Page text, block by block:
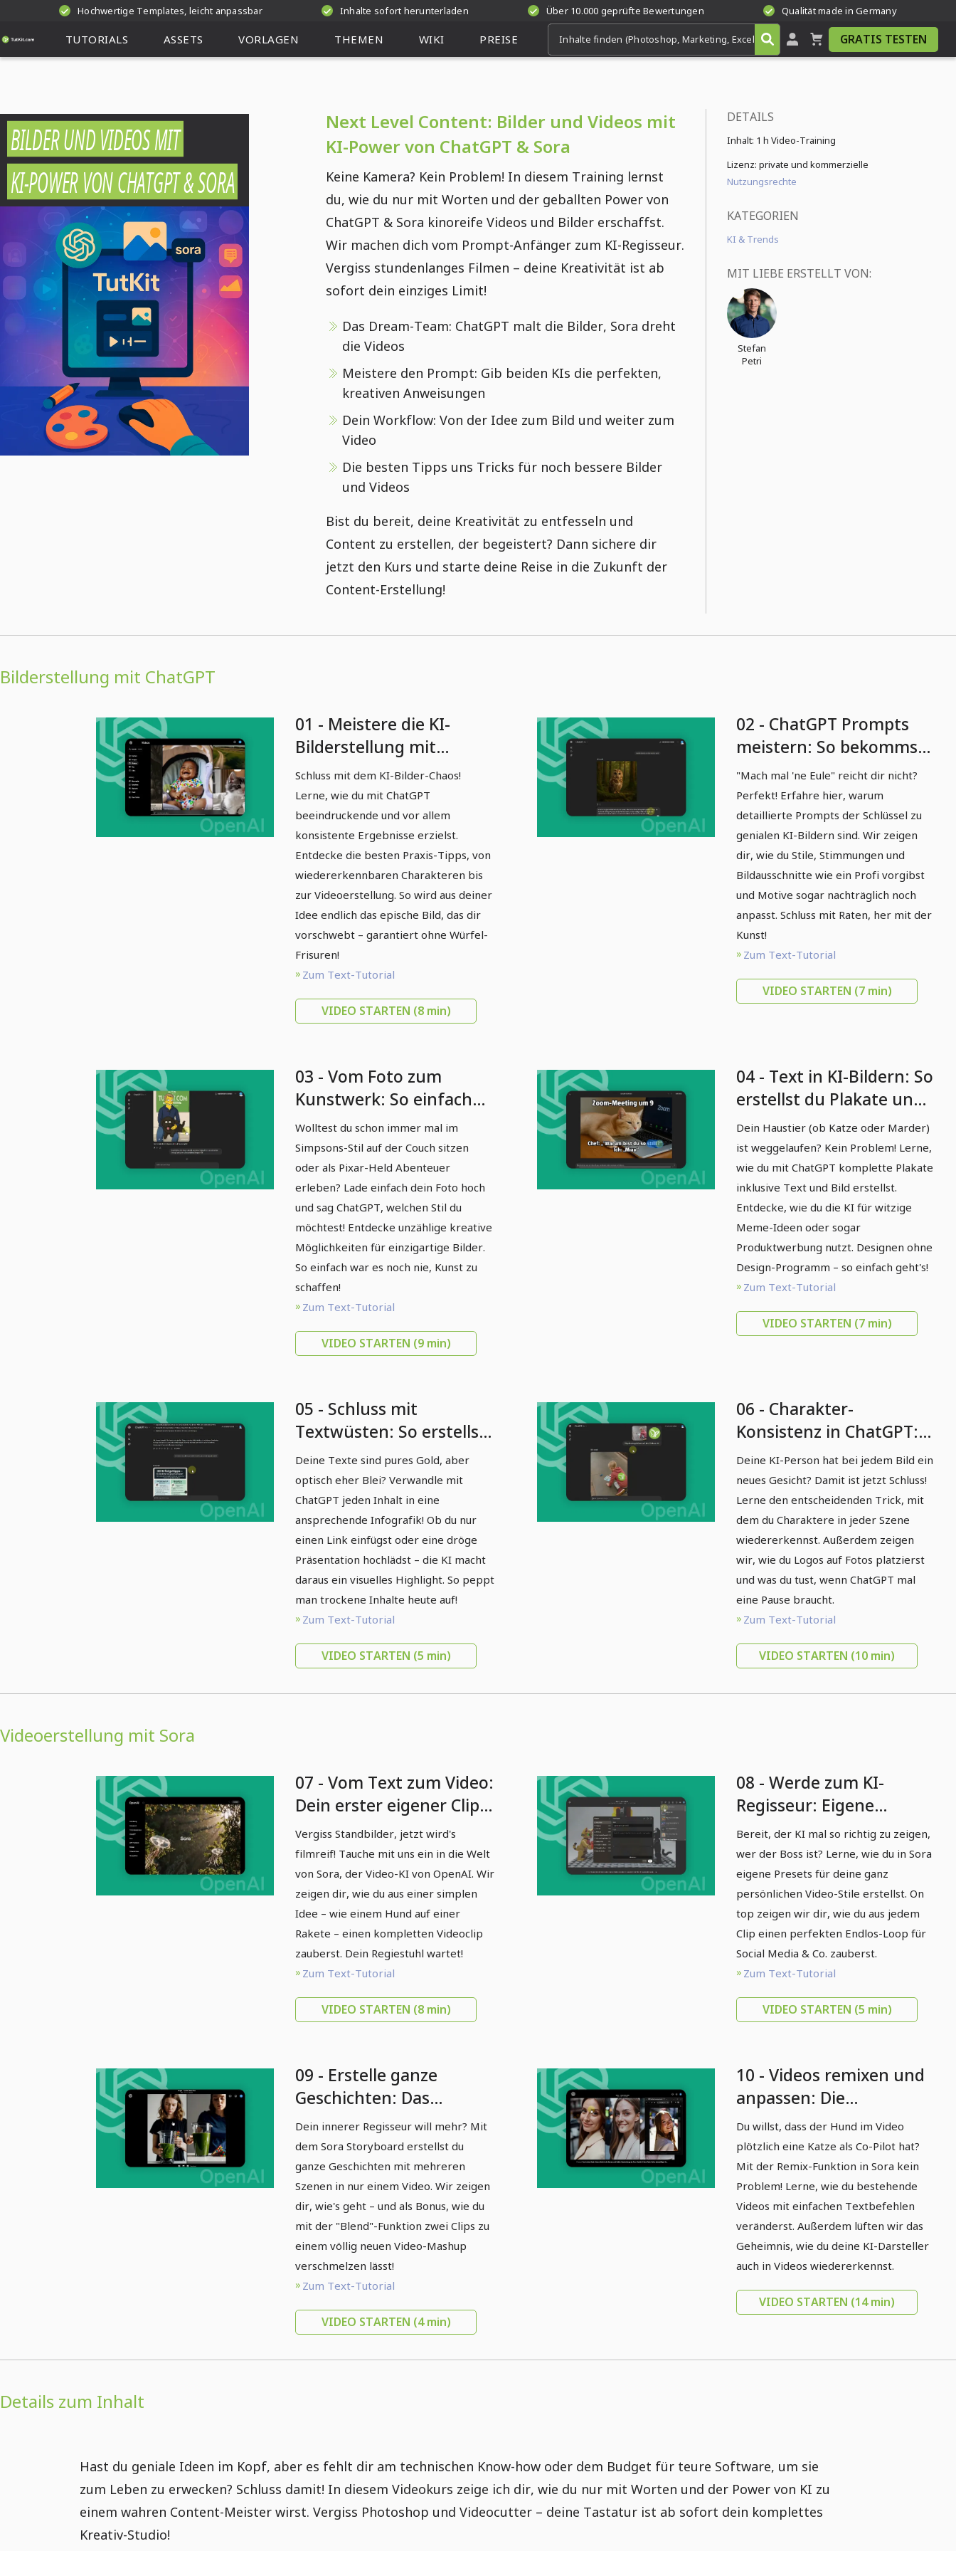
Hochwertige Templates, leicht anpassbar Inhalte sofort herunterladen Über 10.000 geprüfte Bewertungen Qualität made in Germany
TUTORIALS ASSETS VORLAGEN THEMEN WIKI PREISE GRATIS TESTEN
BILDER UND VIDEOS MIT
KI-POWER VON CHATGPT & SORA
Next Level Content: Bilder und Videos mit
KI-Power von ChatGPT & Sora
Keine Kamera? Kein Problem! In diesem Training lernst
du, wie du nur mit Worten und der geballten Power von
ChatGPT & Sora kinoreife Videos und Bilder erschaffst.
Wir machen dich vom Prompt-Anfänger zum KI-Regisseur.
Vergiss stundenlanges Filmen – deine Kreativität ist ab
sofort dein einziges Limit!
Das Dream-Team: ChatGPT malt die Bilder, Sora dreht
die Videos
Meistere den Prompt: Gib beiden KIs die perfekten,
kreativen Anweisungen
Dein Workflow: Von der Idee zum Bild und weiter zum
Video
Die besten Tipps uns Tricks für noch bessere Bilder
und Videos
Bist du bereit, deine Kreativität zu entfesseln und
Content zu erstellen, der begeistert? Dann sichere dir
jetzt den Kurs und starte deine Reise in die Zukunft der
Content-Erstellung!
DETAILS
Inhalt: 1 h Video-Training
Lizenz: private und kommerzielle
Nutzungsrechte
KATEGORIEN
KI & Trends
MIT LIEBE ERSTELLT VON:
Stefan
Petri
Bilderstellung mit ChatGPT
01 - Meistere die KI-
Bilderstellung mit
ChatGPT
Schluss mit dem KI-Bilder-Chaos!
Lerne, wie du mit ChatGPT
beeindruckende und vor allem
konsistente Ergebnisse erzielst.
Entdecke die besten Praxis-Tipps, von
wiedererkennbaren Charakteren bis
zur Videoerstellung. So wird aus deiner
Idee endlich das epische Bild, das dir
vorschwebt – garantiert ohne Würfel-
Frisuren!
Zum Text-Tutorial
VIDEO STARTEN (8 min)
02 - ChatGPT Prompts
meistern: So bekommst
du genau die Bilder, die
du willst
"Mach mal 'ne Eule" reicht dir nicht?
Perfekt! Erfahre hier, warum
detaillierte Prompts der Schlüssel zu
genialen KI-Bildern sind. Wir zeigen
dir, wie du Stile, Stimmungen und
Bildausschnitte wie ein Profi vorgibst
und Motive sogar nachträglich noch
anpasst. Schluss mit Raten, her mit der
Kunst!
Zum Text-Tutorial
VIDEO STARTEN (7 min)
03 - Vom Foto zum
Kunstwerk: So einfach
wechselst du den Stil mit
ChatGPT
Wolltest du schon immer mal im
Simpsons-Stil auf der Couch sitzen
oder als Pixar-Held Abenteuer
erleben? Lade einfach dein Foto hoch
und sag ChatGPT, welchen Stil du
möchtest! Entdecke unzählige kreative
Möglichkeiten für einzigartige Bilder.
So einfach war es noch nie, Kunst zu
schaffen!
Zum Text-Tutorial
VIDEO STARTEN (9 min)
04 - Text in KI-Bildern: So
erstellst du Plakate und
Memes mit ChatGPT
Dein Haustier (ob Katze oder Marder)
ist weggelaufen? Kein Problem! Lerne,
wie du mit ChatGPT komplette Plakate
inklusive Text und Bild erstellst.
Entdecke, wie du die KI für witzige
Meme-Ideen oder sogar
Produktwerbung nutzt. Designen ohne
Design-Programm – so einfach geht's!
Zum Text-Tutorial
VIDEO STARTEN (7 min)
05 - Schluss mit
Textwüsten: So erstellst
du Infografiken mit
ChatGPT
Deine Texte sind pures Gold, aber
optisch eher Blei? Verwandle mit
ChatGPT jeden Inhalt in eine
ansprechende Infografik! Ob du nur
einen Link einfügst oder eine dröge
Präsentation hochlädst – die KI macht
daraus ein visuelles Highlight. So peppt
man trockene Inhalte heute auf!
Zum Text-Tutorial
VIDEO STARTEN (5 min)
06 - Charakter-
Konsistenz in ChatGPT:
Der ultimative Trick für
deine Bilder
Deine KI-Person hat bei jedem Bild ein
neues Gesicht? Damit ist jetzt Schluss!
Lerne den entscheidenden Trick, mit
dem du Charaktere in jeder Szene
wiedererkennst. Außerdem zeigen
wir, wie du Logos auf Fotos platzierst
und was du tust, wenn ChatGPT mal
eine Pause braucht.
Zum Text-Tutorial
VIDEO STARTEN (10 min)
Videoerstellung mit Sora
07 - Vom Text zum Video:
Dein erster eigener Clip
mit OpenAI's Sora
Vergiss Standbilder, jetzt wird's
filmreif! Tauche mit uns ein in die Welt
von Sora, der Video-KI von OpenAI. Wir
zeigen dir, wie du aus einer simplen
Idee – wie einem Hund auf einer
Rakete – einen kompletten Videoclip
zauberst. Dein Regiestuhl wartet!
Zum Text-Tutorial
VIDEO STARTEN (8 min)
08 - Werde zum KI-
Regisseur: Eigene
Presets und Loops in
Sora erstellen
Bereit, der KI mal so richtig zu zeigen,
wer der Boss ist? Lerne, wie du in Sora
eigene Presets für deine ganz
persönlichen Video-Stile erstellst. On
top zeigen wir dir, wie du aus jedem
Clip einen perfekten Endlos-Loop für
Social Media & Co. zauberst.
Zum Text-Tutorial
VIDEO STARTEN (5 min)
09 - Erstelle ganze
Geschichten: Das
Storyboard von OpenAI's
Sora
Dein innerer Regisseur will mehr? Mit
dem Sora Storyboard erstellst du
ganze Geschichten mit mehreren
Szenen in nur einem Video. Wir zeigen
dir, wie's geht – und als Bonus, wie du
mit der "Blend"-Funktion zwei Clips zu
einem völlig neuen Video-Mashup
verschmelzen lässt!
Zum Text-Tutorial
VIDEO STARTEN (4 min)
10 - Videos remixen und
anpassen: Die
mächtigsten Funktionen
in Sora
Du willst, dass der Hund im Video
plötzlich eine Katze als Co-Pilot hat?
Mit der Remix-Funktion in Sora kein
Problem! Lerne, wie du bestehende
Videos mit einfachen Textbefehlen
veränderst. Außerdem lüften wir das
Geheimnis, wie du deine KI-Darsteller
auch in Videos wiedererkennst.
VIDEO STARTEN (14 min)
Details zum Inhalt
Hast du geniale Ideen im Kopf, aber es fehlt dir am technischen Know-how oder dem Budget für teure Software, um sie
zum Leben zu erwecken? Schluss damit! In diesem Videokurs zeige ich dir, wie du nur mit Worten und der Power von KI zu
einem wahren Content-Meister wirst. Vergiss Photoshop und Videocutter – deine Tastatur ist ab sofort dein komplettes
Kreativ-Studio!